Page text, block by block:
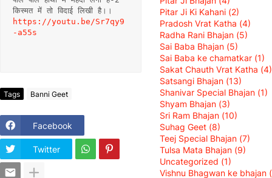
किस्मत में तो विदाई लिखी है।।
https://youtu.be/Sr7qy9
-a55s
Tags Banni Geet
Facebook
Twitter
Pitar Ji Ki Kahani (2)
Pradosh Vrat Katha (4)
Radha Rani Bhajan (5)
Sai Baba Bhajan (5)
Sai Baba ke chamatkar (1)
Sakat Chauth Vrat Katha (4)
Satsangi Bhajan (13)
Shanivar Special Bhajan (1)
Shyam Bhajan (3)
Sri Ram Bhajan (10)
Suhag Geet (8)
Teej Special Bhajan (7)
Tulsa Mata Bhajan (9)
Uncategorized (1)
Vishnu Bhagwan ke bhajan